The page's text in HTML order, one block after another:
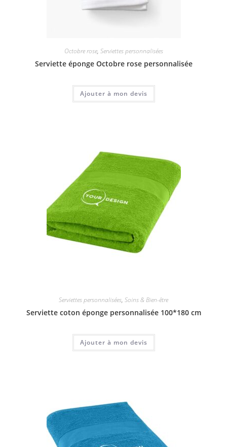
Octobre rose, Serviettes personnalisées
Serviette éponge Octobre rose personnalisée
Ajouter à mon devis
Serviettes personnalisées, Soins & Bien-être
Serviette coton éponge personnalisée 100*180 cm
Ajouter à mon devis